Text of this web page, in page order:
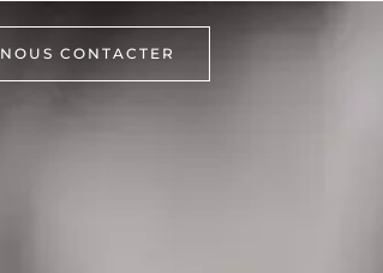
NOUS CONTACTER